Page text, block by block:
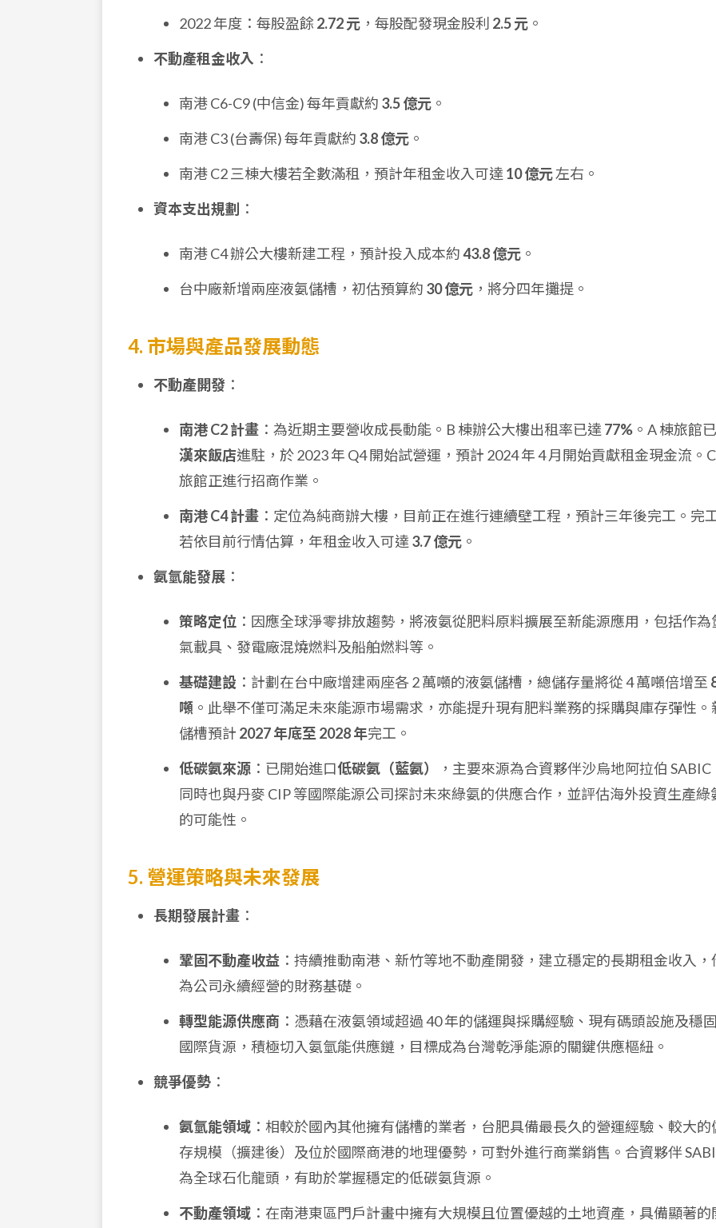
2022 年度：每股盈餘 2.72 元 ，每股配發現金股利 2.5 元 。
不動產租金收入 ：
南港 C6-C9 (中信金) 每年貢獻約 3.5 億元 。
南港 C3 (台壽保) 每年貢獻約 3.8 億元 。
南港 C2 三棟大樓若全數滿租，預計年租金收入可達 10 億元左右。
資本支出規劃 ：
南港 C4 辦公大樓新建工程，預計投入成本約43.8 億元 。
台中廠新增兩座液氨儲槽，初估預算約 30 億元 ，將分四年攤提。
4. 市場與產品發展動態
不動產開發 ：
南港 C2 計畫 ：為近期主要營收成長動能。B 棟辦公大樓出租率已達 77% 。A 棟旅館
漢來飯店進駐，於 2023 年 Q4 開始試營運，預計 2024 年 4 月開始貢獻租金現金流。
旅館正進行招商作業。
南港 C4 計畫 ：定位為純商辦大樓，目前正在進行連續壁工程，預計三年後完工。完
若依目前行情估算，年租金收入可達 3.7 億元 。
氨氫能發展 ：
策略定位 ：因應全球淨零排放趨勢，將液氨從肥料原料擴展至新能源應用，包括作為
氣載具、發電廠混燒燃料及船舶燃料等。
基礎建設 ：計劃在台中廠增建兩座各 2 萬噸的液氨儲槽，總儲存量將從 4 萬噸倍增至
噸 。此舉不僅可滿足未來能源市場需求，亦能提升現有肥料業務的採購與庫存彈性。
儲槽預計 2027 年底至 2028 年完工。
低碳氨來源 ：已開始進口低碳氨（藍氨）
，主要來源為合資夥伴沙烏地阿拉伯 SABIC
同時也與丹麥 CIP 等國際能源公司探討未來綠氨的供應合作，並評估海外投資生產綠
的可能性。
5. 營運策略與未來發展
長期發展計畫 ：
鞏固不動產收益 ：持續推動南港、新竹等地不動產開發，建立穩定的長期租金收入，
為公司永續經營的財務基礎。
轉型能源供應商 ：憑藉在液氨領域超過 40 年的儲運與採購經驗、現有碼頭設施及穩
國際貨源，積極切入氨氫能供應鏈，目標成為台灣乾淨能源的關鍵供應樞紐。
競爭優勢 ：
氨氫能領域 ：相較於國內其他擁有儲槽的業者，台肥具備最長久的營運經驗、較大的
存規模（擴建後）及位於國際商港的地理優勢，可對外進行商業銷售。合資夥伴
為全球石化龍頭，有助於掌握穩定的低碳氨貨源。
不動產領域 ：在南港東區門戶計畫中擁有大規模且位置優越的土地資產，具備顯著的